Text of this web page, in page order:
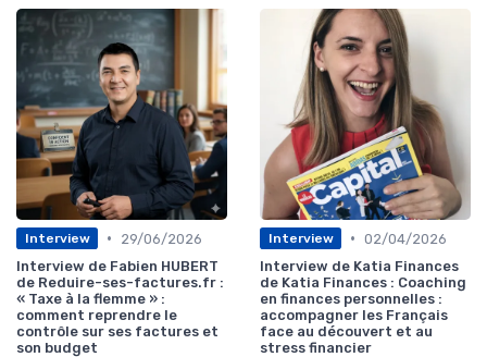
Interview •
29/06/2026
Interview de Fabien HUBERT
de Reduire-ses-factures.fr :
« Taxe à la flemme » :
comment reprendre le
contrôle sur ses factures et
son budget
Interview • 02/04/2026
Interview de Katia Finances
de Katia Finances : Coaching
en finances personnelles :
accompagner les Français
face au découvert et au
stress financier